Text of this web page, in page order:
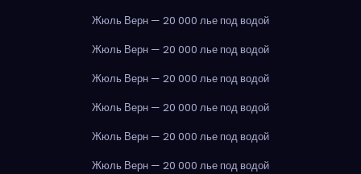
Жюль Верн — 20 000 лье под водой
Жюль Верн — 20 000 лье под водой
Жюль Верн — 20 000 лье под водой
Жюль Верн — 20 000 лье под водой
Жюль Верн — 20 000 лье под водой
Жюль Верн — 20 000 лье под водой